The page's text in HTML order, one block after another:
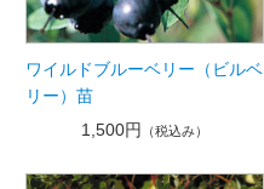
ワイルドブルーベリー（ビルベ
リー）苗
1,500円 （税込み）